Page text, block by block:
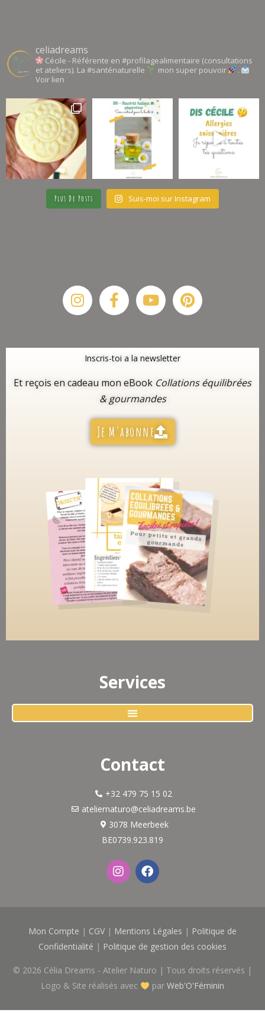
celiadreams
Cécile - Référente en #profilagealimentaire (consultations
et ateliers). La #santénaturelle
mon super pouvoir
.
Voir lien
Plus De Posts Suis-moi sur Instagram
InstagramFacebook-
f
YoutubePinterest
Inscris-toi a la newsletter
Et reçois en cadeau mon eBook Collations équilibrées
& gourmandes
Je M'abonne
Services
Contact
+32 479 75 15 02
ateliernaturo@celiadreams.be
3078 Meerbeek
BE0739.923.819
I
n
s
r
a
F
a
c
o
k
Mon Compte | CGV | Mentions Légales | Politique de
Confidentialité | Politique de gestion des cookies
© 2026 Célia Dreams - Atelier Naturo | Tous droits réservés |
Logo & Site réalisés avec
par Web'O'Féminin